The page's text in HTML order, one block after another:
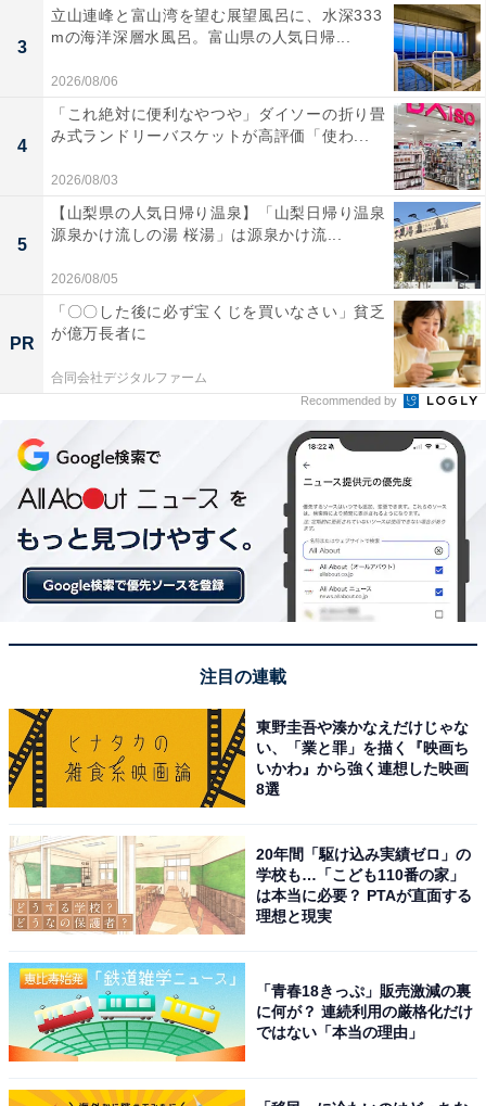
3
立山連峰と富山湾を望む展望風呂に、水深333
mの海洋深層水風呂。富山県の人気日帰...
2026/08/06
4
「これ絶対に便利なやつや」ダイソーの折り畳
み式ランドリーバスケットが高評価「使わ...
2026/08/03
5
【山梨県の人気日帰り温泉】「山梨日帰り温泉
源泉かけ流しの湯 桜湯」は源泉かけ流...
2026/08/05
PR
「〇〇した後に必ず宝くじを買いなさい」貧乏
が億万長者に
合同会社デジタルファーム
Recommended by
注目の連載
東野圭吾や湊かなえだけじゃな
い、「業と罪」を描く『映画ち
いかわ』から強く連想した映画
8選
20年間「駆け込み実績ゼロ」の
学校も…「こども110番の家」
は本当に必要？ PTAが直面する
理想と現実
「青春18きっぷ」販売激減の裏
に何が？ 連続利用の厳格化だけ
ではない「本当の理由」